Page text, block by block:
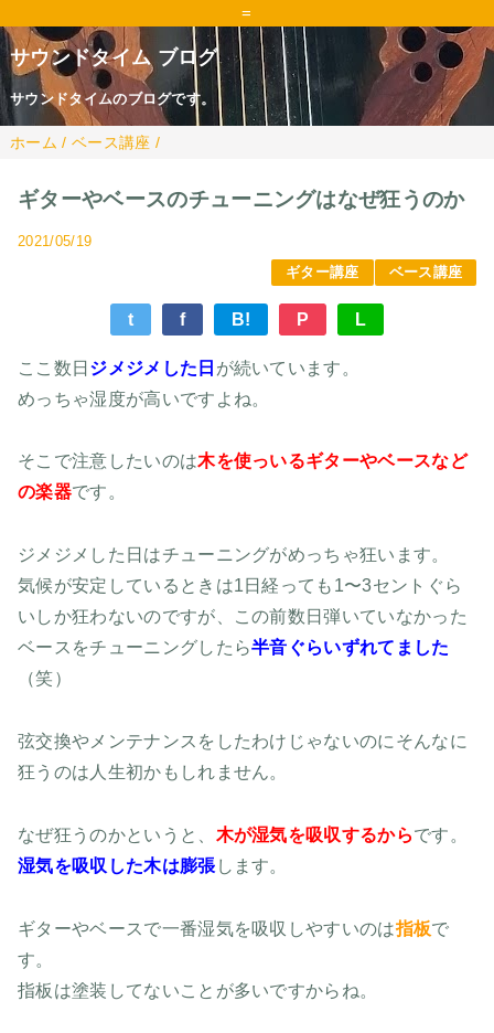
=
サウンドタイム ブログ
サウンドタイムのブログです。
ホーム / ベース講座 /
ギターやベースのチューニングはなぜ狂うのか
2021/05/19
ギター講座
ベース講座
t f B! P L
ここ数日 ジメジメした日 が続いています。
めっちゃ湿度が高いですよね。
そこで注意したいのは木を使っいるギターやベースなど
の楽器です。
ジメジメした日はチューニングがめっちゃ狂います。
気候が安定しているときは1日経っても1〜3セントぐら
いしか狂わないのですが、この前数日弾いていなかった
ベースをチューニングしたら半音ぐらいずれてました
（笑）
弦交換やメンテナンスをしたわけじゃないのにそんなに
狂うのは人生初かもしれません。
なぜ狂うのかというと、 木が湿気を吸収するからです。
湿気を吸収した木は膨張 します。
ギターやベースで一番湿気を吸収しやすいのは指板で
す。
指板は塗装してないことが多いですからね。